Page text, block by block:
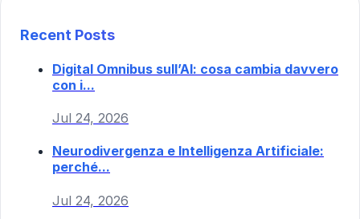
Recent Posts
Digital Omnibus sull’AI: cosa cambia davvero
con i...
Jul 24, 2026
Neurodivergenza e Intelligenza Artificiale:
perché...
Jul 24, 2026